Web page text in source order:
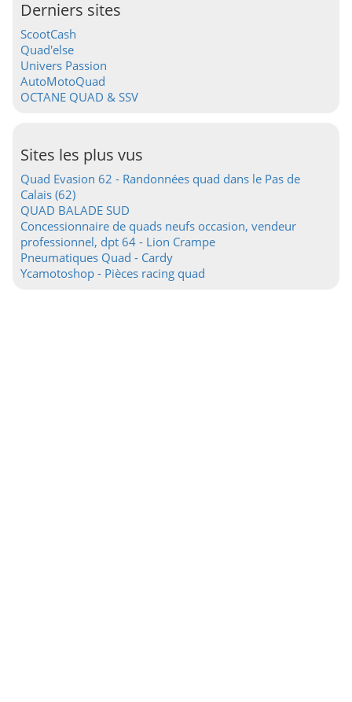
Derniers sites
ScootCash
Quad'else
Univers Passion
AutoMotoQuad
OCTANE QUAD & SSV
Sites les plus vus
Quad Evasion 62 - Randonnées quad dans le Pas de
Calais (62)
QUAD BALADE SUD
Concessionnaire de quads neufs occasion, vendeur
professionnel, dpt 64 - Lion Crampe
Pneumatiques Quad - Cardy
Ycamotoshop - Pièces racing quad